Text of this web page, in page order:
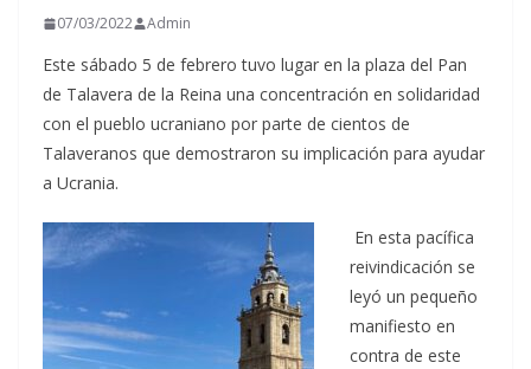
07/03/2022 Admin
Este sábado 5 de febrero tuvo lugar en la plaza del Pan
de Talavera de la Reina una concentración en solidaridad
con el pueblo ucraniano por parte de cientos de
Talaveranos que demostraron su implicación para ayudar
a Ucrania.
En esta pacífica
reivindicación se
leyó un pequeño
manifiesto en
contra de este